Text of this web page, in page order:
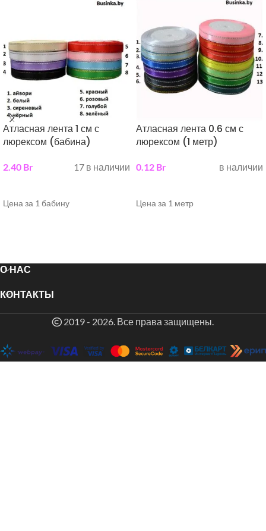
Атласная лента 1 см с
люрексом (бабина)
2.40 Br 17 в наличии
Цена за 1 бабину
Атласная лента 0.6 см с
люрексом (1 метр)
0.12 Br в наличии
Цена за 1 метр
О НАС
КОНТАКТЫ
2019 - 2026. Все права защищены.